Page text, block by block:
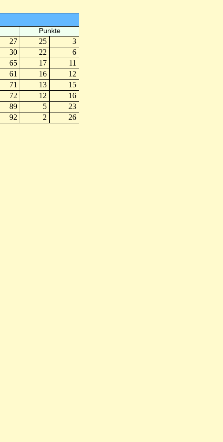
Punkte
27 25
3
30 22
6
65 17
11
61 16
12
71 13
15
72 12
16
89 5
23
92 2 26